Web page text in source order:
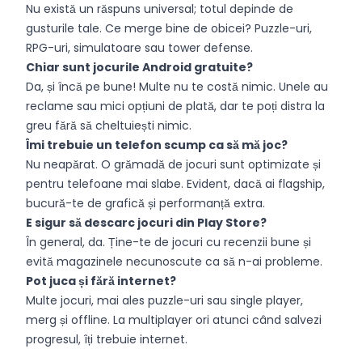
Nu există un răspuns universal; totul depinde de
gusturile tale. Ce merge bine de obicei? Puzzle-uri,
RPG-uri, simulatoare sau tower defense.
Chiar sunt jocurile Android gratuite?
Da, și încă pe bune! Multe nu te costă nimic. Unele au
reclame sau mici opțiuni de plată, dar te poți distra la
greu fără să cheltuiești nimic.
Îmi trebuie un telefon scump ca să mă joc?
Nu neapărat. O grămadă de jocuri sunt optimizate și
pentru telefoane mai slabe. Evident, dacă ai flagship,
bucură-te de grafică și performanță extra.
E sigur să descarc jocuri din Play Store?
În general, da. Ține-te de jocuri cu recenzii bune și
evită magazinele necunoscute ca să n-ai probleme.
Pot juca și fără internet?
Multe jocuri, mai ales puzzle-uri sau single player,
merg și offline. La multiplayer ori atunci când salvezi
progresul, îți trebuie internet.